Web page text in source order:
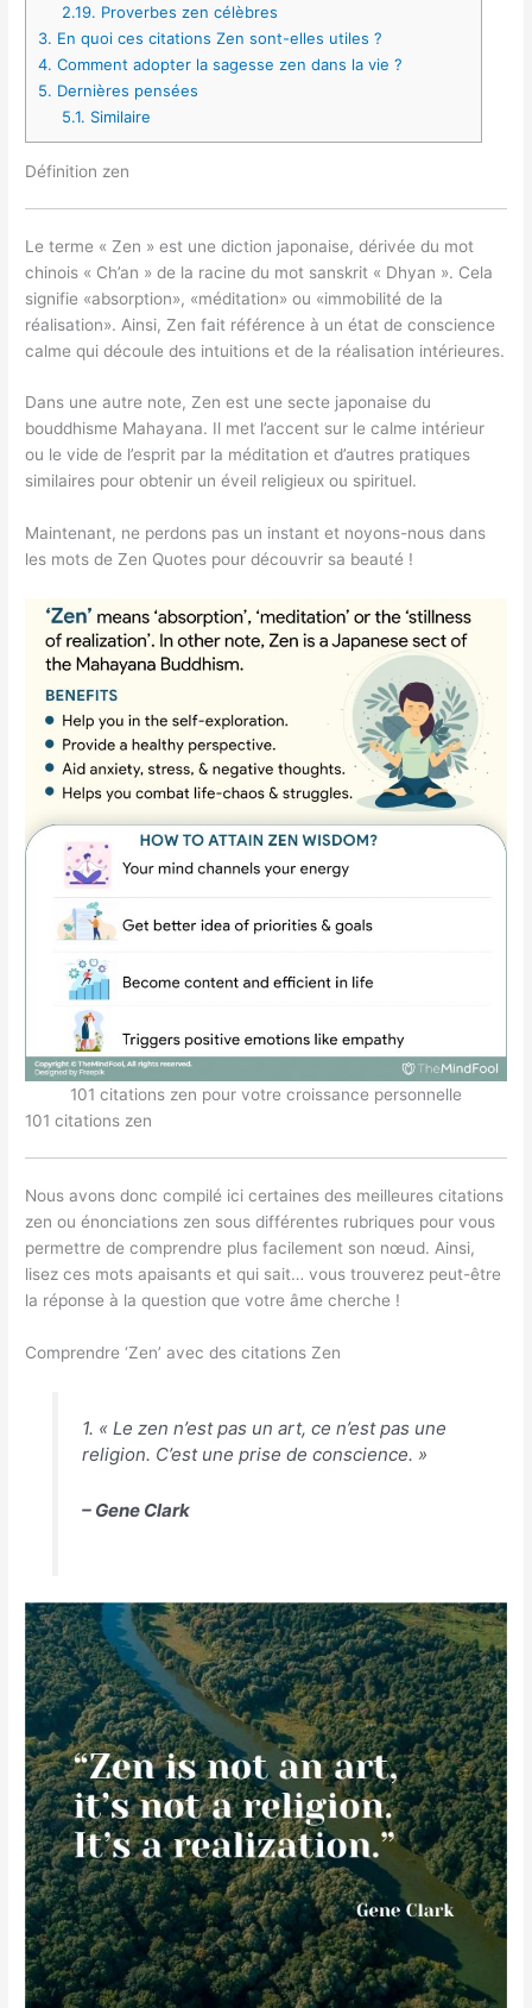
2.19. Proverbes zen célèbres
3. En quoi ces citations Zen sont-elles utiles ?
4. Comment adopter la sagesse zen dans la vie ?
5. Dernières pensées
5.1. Similaire
Définition zen
Le terme « Zen » est une diction japonaise, dérivée du mot
chinois « Ch’an » de la racine du mot sanskrit « Dhyan ». Cela
signifie «absorption», «méditation» ou «immobilité de la
réalisation». Ainsi, Zen fait référence à un état de conscience
calme qui découle des intuitions et de la réalisation intérieures.
Dans une autre note, Zen est une secte japonaise du
bouddhisme Mahayana. Il met l’accent sur le calme intérieur
ou le vide de l’esprit par la méditation et d’autres pratiques
similaires pour obtenir un éveil religieux ou spirituel.
Maintenant, ne perdons pas un instant et noyons-nous dans
les mots de Zen Quotes pour découvrir sa beauté !
101 citations zen pour votre croissance personnelle
101 citations zen
Nous avons donc compilé ici certaines des meilleures citations
zen ou énonciations zen sous différentes rubriques pour vous
permettre de comprendre plus facilement son nœud. Ainsi,
lisez ces mots apaisants et qui sait… vous trouverez peut-être
la réponse à la question que votre âme cherche !
Comprendre ‘Zen’ avec des citations Zen
1. « Le zen n’est pas un art, ce n’est pas une
religion. C’est une prise de conscience. »
– Gene Clark